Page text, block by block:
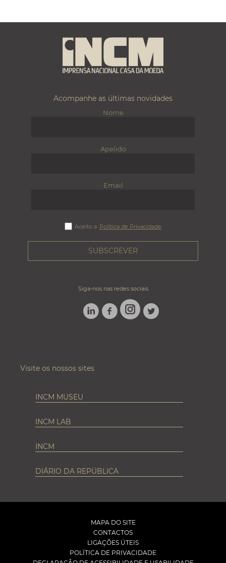
Acompanhe as últimas novidades
Nome
Apelido
Email
Aceito a Política de Privacidade
Siga-nos nas redes sociais
LINKEDINFACEBOOK
INSTAGRAM
TWITTER
Visite os nossos sites
INCM MUSEU
INCM LAB
INCM
DIÁRIO DA REPÚBLICA
MAPA DO SITE
CONTACTOS
LIGAÇÕES ÚTEIS
POLÍTICA DE PRIVACIDADE